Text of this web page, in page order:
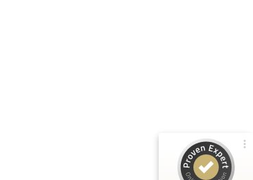
Blick aufs ProvenExpert-Profil werfen